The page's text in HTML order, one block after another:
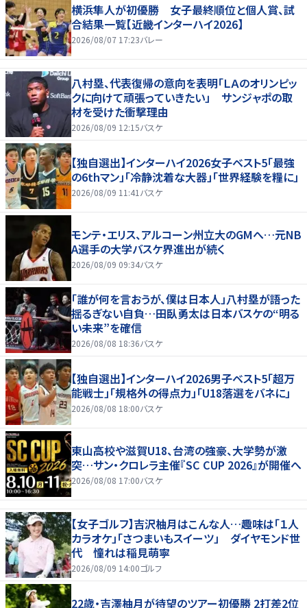
横浜隼人が初優勝 女子最終順位と個人賞、試
合結果一覧【近畿インターハイ2026】
2026/08/07 17:23バレー
八村塁、代表復帰の意向を表明「ＬＡのオリンピッ
クに向けて頑張っていきたい」 サンジャポの取
材を受けた衝撃理由
2026/08/09 12:15バスケ
【独自選出】インターハイ2026女子ベスト5「最強
の6thマン」「冷静沈着な大器」「世界経験を糧に」
2026/08/09 11:41 バスケ
モンテ・エリス、アルコーン州立大のGMへ…元NB
A選手の大学バスケ界進出が続く
2026/08/09 09:34バスケ
「誰が何を言おうが、僕は日本人」八村塁が語った
揺るぎない自負…田臥勇太は日本バスケの“明る
い未来”を確信
2026/08/08 18:36バスケ
【独自選出】インターハイ2026男子ベスト5「超万
能戦士」「規格外の得点力」「U18落選をバネに」
2026/08/08 18:00バスケ
東山高校や滋賀U18、台湾の強豪、大学勢が激
突…サン・クロレラ主催『SC CUP 2026』が開催へ
2026/08/08 17:00バスケ
【女子ゴルフ】吉沢柚月はこんな人…趣味は「１人
カラオケ」「さつまいもスイーツ」 ダイヤモンド世
代 憧れは稲見萌寧
2026/08/09 14:00ゴルフ
22歳・吉澤柚月が待望のツアー初優勝 2打差2位